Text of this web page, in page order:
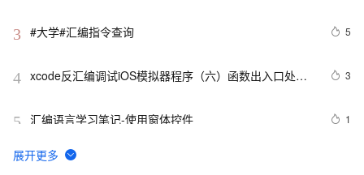
3 #大学#汇编指令查询 5
4 xcode反汇编调试iOS模拟器程序（六）函数出入口处的
3
5 汇编语言学习笔记-使用窗体控件 1
6 汇编程序开发环境搭配